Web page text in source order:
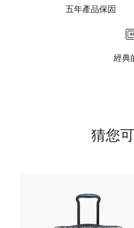
五年產品保固
經典
猜您